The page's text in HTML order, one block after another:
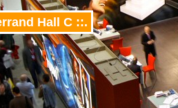
Hall C ::.